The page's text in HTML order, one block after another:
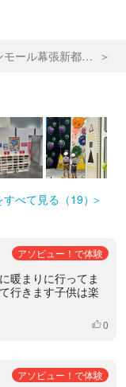
スペースアスレチック トンデミ幕張 イオンモール幕張新都心店
べて見る（19）
アソビュー！で体験
暖まりに行ってま
行きます子供は楽
いいね
0
アソビュー！で体験